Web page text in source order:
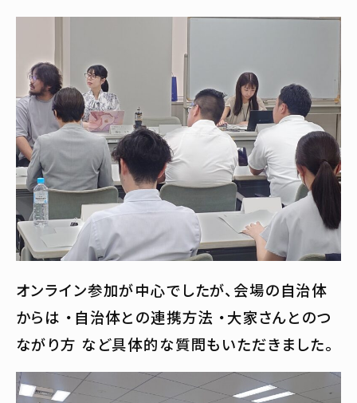
オンライン参加が中心でしたが、会場の自治体
からは ・自治体との連携方法 ・大家さんとのつ
ながり方 など具体的な質問もいただきました。